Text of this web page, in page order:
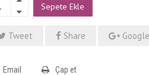
Sepete Ekle
Tweet Share
Email Çap et